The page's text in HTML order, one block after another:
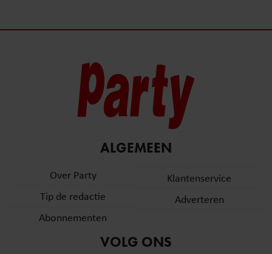
ALGEMEEN
Over Party
Tip de redactie
Abonnementen
Klantenservice
Adverteren
VOLG ONS